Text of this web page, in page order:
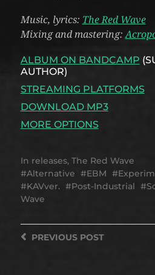
Music, lyrics: The Red Wave
Mixing and mastering:
ALBUM ON BANDCAMP
AUTHOR)
STREAMING PLATFORMS
DOWNLOAD MP3
MORE OPTIONS
In releases, The Red Wave
Alternative
EBM
KAVver.
Post-Industrial
Wave
PREVIOUSPOST